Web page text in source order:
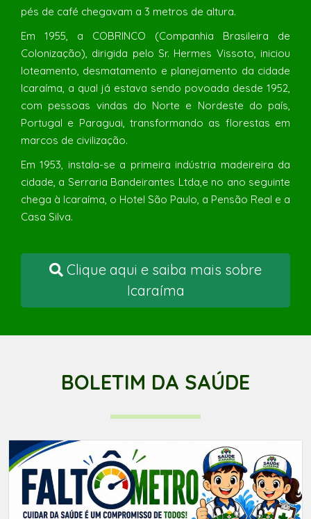
Colonização), dirigida pelo Sr. Hermes Vissoto, iniciou
loteamento, desmatamento e planejamento da cidade
Icaraíma, a qual já estava sendo povoada desde 1952,
com pessoas vindas do Norte e Nordeste do país,
Portugal e Paraguai, transformando as florestas em
marcos de civilização.
cidade, a Serraria Bandeirantes Ltda,e no ano seguinte
chega à Icaraíma, o Hotel São Paulo, a Pensão Real e a
Casa Silva.
Clique aqui e saiba mais sobre
Icaraíma
BOLETIM DA SAÚDE